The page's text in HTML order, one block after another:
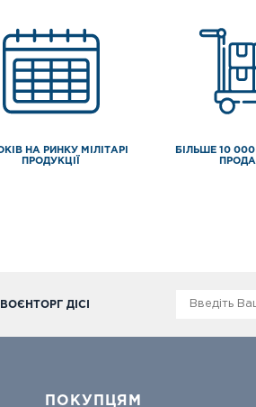
НА РИНКУ МІЛІТАРІ
ПРОДУКЦІЇ
БІЛЬШЕ 10
ДІСІ
ПОКУПЦЯМ